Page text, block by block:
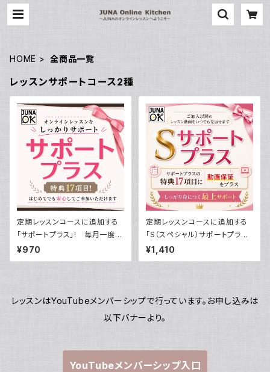
HOME 全商品一覧
レッスンサポートコース2種
定期レッスンコースに追加する
「サポートプラス」! 毎月一度の
定期レッスンを徹底サポート＆
様々な特典付き！
¥970
定期レッスンコースに追加する
「S（スペシャル）サポートプラ
ス」! 毎月一度の定期レッスン
を徹底サポート＆様々な特典付
¥1,410
レッスンはYouTubeメンバーシップで行っています。お申し込みは
以下バナーより。
YouTubeメンバーシップ入口